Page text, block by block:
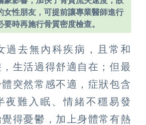
女性朋友，可提前讓專業醫師進行
時再施行骨質密度檢查。
過去無內科疾病，且常和
生活過得舒適自在；但最
突然常感不適，症狀包含
夜難入眠、情緒不穩易發
得憂鬱，加上身體常有熱